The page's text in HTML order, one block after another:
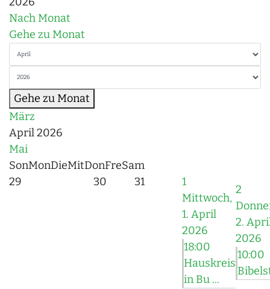
Nach Monat
Gehe zu Monat
Gehe zu Monat
März
April 2026
Mai
SonMonDieMitDonFreSam
29
30 31
1
Mittwoch,
1. April
2026
18:00
Hauskreis
in Bu ...
2
2.
2026
10:00